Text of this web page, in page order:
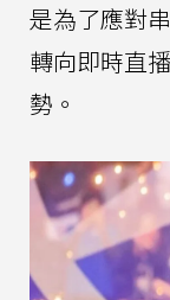
是為了應對
轉向即時直
勢。